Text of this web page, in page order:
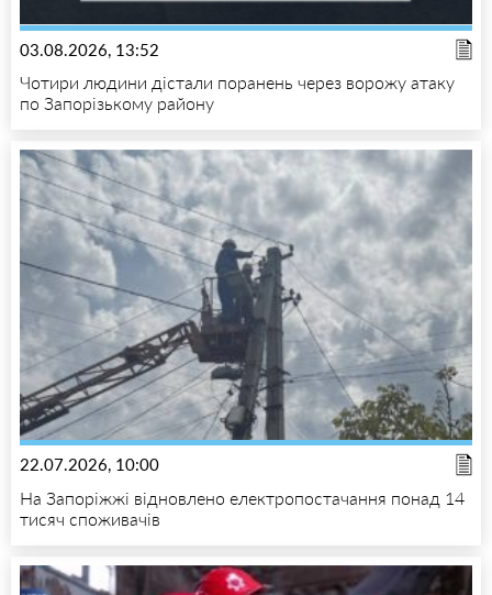
03.08.2026, 13:52
Чотири людини дістали поранень через ворожу атаку
по Запорізькому району
22.07.2026, 10:00
На Запоріжжі відновлено електропостачання понад 14
тисяч споживачів